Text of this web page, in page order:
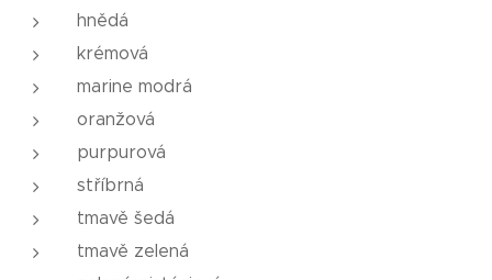
hnědá
krémová
marine modrá
oranžová
purpurová
stříbrná
tmavě šedá
tmavě zelená